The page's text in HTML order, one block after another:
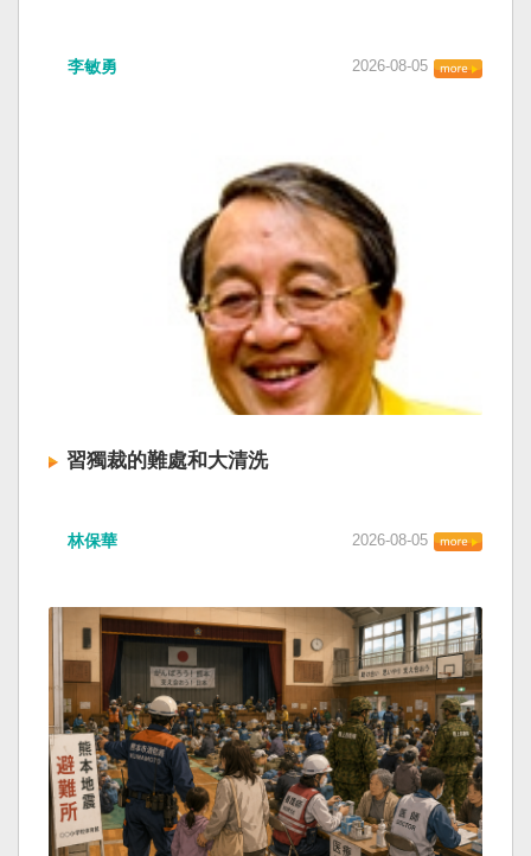
李敏勇 2026-08-05
習獨裁的難處和大清洗
林保華 2026-08-05